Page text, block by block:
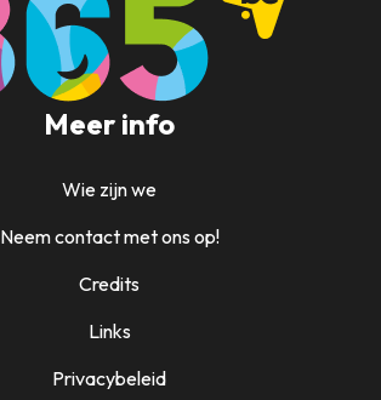
Meer info
Wie zijn we
Neem contact met ons op!
Credits
Links
Privacybeleid